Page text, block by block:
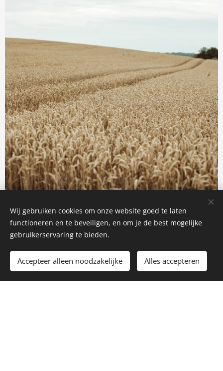
Wij gebruiken cookies om onze website goed te laten
functioneren en te beveiligen, en om je de best mogelijke
gebruikerservaring te bieden.
Accepteer alleen noodzakelijke Alles accepteren